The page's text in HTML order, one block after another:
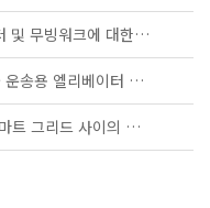
KS B ISO/TS 25740-1 - 에스컬레이터 및 무빙워크에 대한 안전요건 — 제1부: 세계공통 필수 안전요건(GESRs)
KS B ISO/TS 8100-21 - 승객 및 화물 운송용 엘리베이터 —제21부: 세계공통 필수안전요건(GESRs)을 충족하는 세계공통 안전 파라미터(GSPs)
KS C IEC TS 62872 - 산업 시설과 스마트 그리드 사이의 산업 공정 측정, 제어 및 자동화 시스템 인터페이스